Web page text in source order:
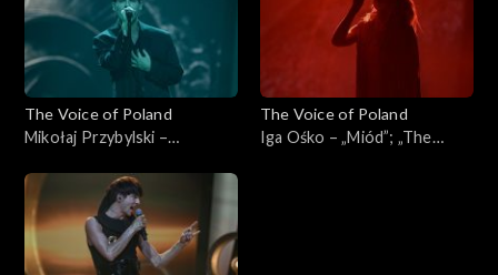
The Voice of Poland
Mikołaj Przybylski –
Poland”, Live, 9 listopada
2024
The Voice of Poland
Iga Ośko – „Miód”; „The